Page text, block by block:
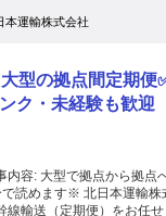
本運輸株式会社
大型の拠点間定期便
ク・未経験も歓迎
。ブランクがある方も歓迎です。 ※この求人は約
日本運輸株式会社の青森営業所で、大型トラックによる拠点間
線輸送（定期便）をお任